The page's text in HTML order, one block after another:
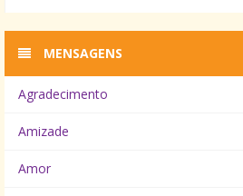
MENSAGENS
Agradecimento
Amizade
Amor